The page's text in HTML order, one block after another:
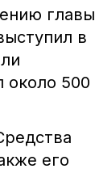
главы
в
около 500
его